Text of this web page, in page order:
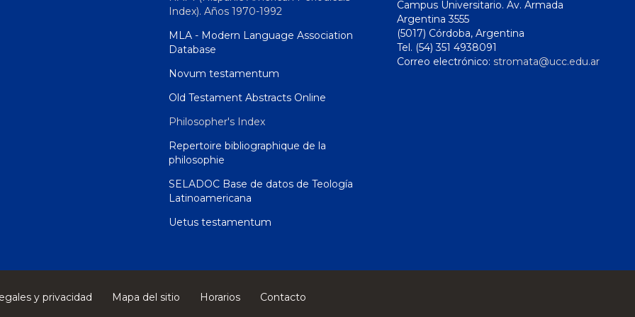
Index). Años 1970-1992
MLA - Modern Language Association
Database
Novum testamentum
Old Testament Abstracts Online
Philosopher's Index
Repertoire bibliographique de la
philosophie
SELADOC Base de datos de Teología
Latinoamericana
Uetus testamentum
Campus Universitario. Av. Armada
Argentina 3555
(5017) Córdoba, Argentina
Tel. (54) 351 4938091
Correo electrónico: stromata@ucc.edu.ar
y privacidad Mapa del sitio Horarios
Contacto